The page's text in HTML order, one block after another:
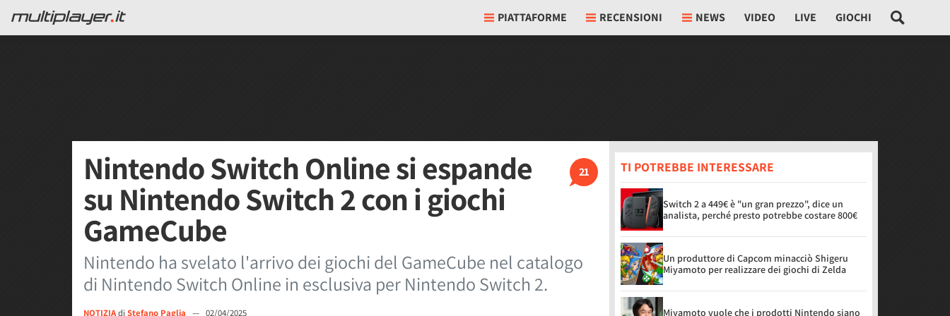
PIATTAFORME RECENSIONI NEWS VIDEO LIVE GIOCHI
21
Nintendo Switch Online si espande
su Nintendo Switch 2 con i giochi
GameCube
Nintendo ha svelato l'arrivo dei giochi del GameCube nel catalogo
di Nintendo Switch Online in esclusiva per Nintendo Switch 2.
NOTIZIAdi Stefano Paglia — 02/04/2025
TI POTREBBE INTERESSARE
Switch 2 a 449€ è "un gran prezzo", dice un
analista, perché presto potrebbe costare 800€
Un produttore di Capcom minacciò Shigeru
Miyamoto per realizzare dei giochi di Zelda
Miyamoto vuole che i prodotti Nintendo siano